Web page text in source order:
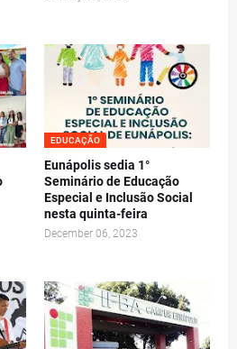
EDUCAÇÃO
Eunápolis sedia 1°
Seminário de Educação
Especial e Inclusão Social
nesta quinta-feira
December 06, 2023